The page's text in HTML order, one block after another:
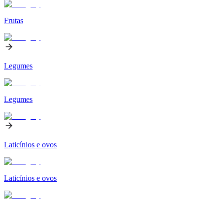
Frutas
Legumes
Legumes
Laticínios e ovos
Laticínios e ovos